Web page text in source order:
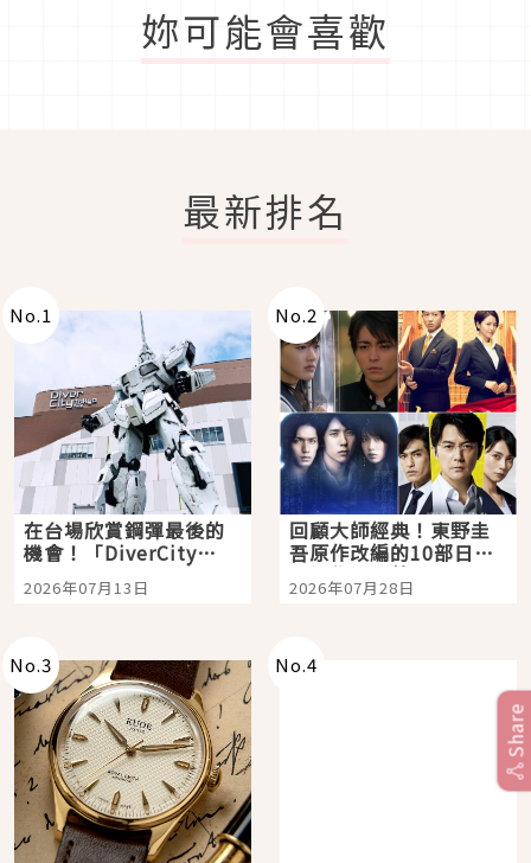
妳可能會喜歡
最新排名
No.1
在台場欣賞鋼彈最後的
機會！「DiverCity
Tokyo Plaza」搭船、
購物、美食及夜景，一
2026年07月13日
No.2
回顧大師經典！東野圭
吾原作改編的10部日本
影視作品推薦
2026年07月28日
No.3 No.4
Share